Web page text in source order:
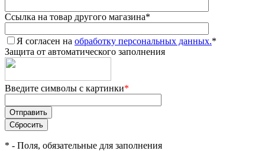
Ссылка на товар другого магазина*
Я согласен на обработку персональных данных.*
Защита от автоматического заполнения
Введите символы с картинки*
* - Поля, обязательные для заполнения